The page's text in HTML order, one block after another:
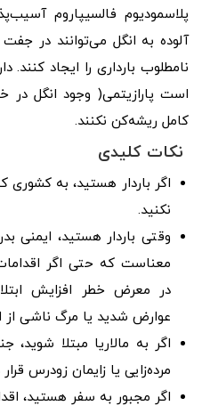
پلاسمودیوم فالسیپاروم
آلوده به انگل می‌توانند در
نامطلوب بارداری را ایجاد
است پارازیتمی( وجود انگل
کامل ریشه‌کن نکنند.
نکات کلیدی
اگر باردار هستید، به
نکنید.
وقتی باردار هستید، ایمنی
معناست که حتی اگر
در معرض خطر افزایش ابتلا
عوارض شدید یا مرگ ناشی از
اگر به مالاریا مبتلا
مرده‌زایی یا زایمان زودرس قرار
اگر مجبور به سفر هستید،